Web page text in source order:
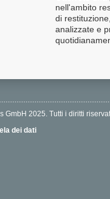
nell'ambito
di
analizzate e
GmbH 2025. Tutti i diritti
dei dati